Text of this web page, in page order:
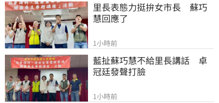
里長表態力挺拚女市長　蘇巧
慧回應了
1小時前
藍扯蘇巧慧不給里長講話　卓
冠廷發聲打臉
1小時前